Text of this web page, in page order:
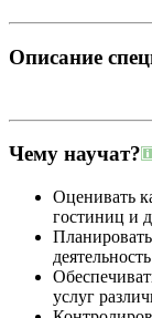
Описание
Чему научат?
Оценивать
гостиниц и
услуг